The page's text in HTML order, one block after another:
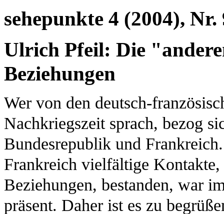
sehepunkte 4 (2004), Nr.
Ulrich Pfeil: Die
Beziehungen
Wer von den deutsch-
Nachkriegszeit sprach, bezog
Bundesrepublik und
Frankreich vielfältige
Beziehungen, bestanden, war
präsent. Daher ist es zu